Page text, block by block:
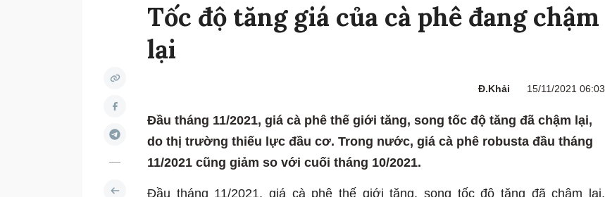
Tốc độ tăng giá của cà phê đang chậm
lại
Đ.Khải 15/11/2021 06:03
Đầu tháng 11/2021, giá cà phê thế giới tăng, song tốc độ tăng đã chậm lại,
do thị trường thiếu lực đầu cơ. Trong nước, giá cà phê robusta đầu tháng
11/2021 cũng giảm so với cuối tháng 10/2021.
Đầu tháng 11/2021, giá cà phê thế giới tăng, song tốc độ tăng đã chậm lại,